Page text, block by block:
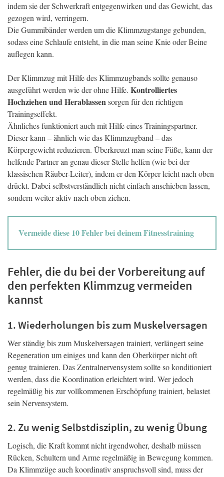
indem sie der Schwerkraft entgegenwirken und das Gewicht, das
gezogen wird, verringern.
Die Gummibänder werden um die Klimmzugstange gebunden,
sodass eine Schlaufe entsteht, in die man seine Knie oder Beine
auflegen kann.
Der Klimmzug mit Hilfe des Klimmzugbands sollte genauso
ausgeführt werden wie der ohne Hilfe. Kontrolliertes
Hochziehen und Herablassensorgen für den richtigen
Trainingseffekt.
Ähnliches funktioniert auch mit Hilfe eines Trainingspartner.
Dieser kann – ähnlich wie das Klimmzugband – das
Körpergewicht reduzieren. Überkreuzt man seine Füße, kann der
helfende Partner an genau dieser Stelle helfen (wie bei der
klassischen Räuber-Leiter), indem er den Körper leicht nach oben
drückt. Dabei selbstverständlich nicht einfach anschieben lassen,
sondern weiter aktiv nach oben ziehen.
Vermeide diese 10 Fehler bei deinem Fitnesstraining
Fehler, die du bei der Vorbereitung auf
den perfekten Klimmzug vermeiden
kannst
1. Wiederholungen bis zum Muskelversagen
Wer ständig bis zum Muskelversagen trainiert, verlängert seine
Regeneration um einiges und kann den Oberkörper nicht oft
genug trainieren. Das Zentralnervensystem sollte so konditioniert
werden, dass die Koordination erleichtert wird. Wer jedoch
regelmäßig bis zur vollkommenen Erschöpfung trainiert, belastet
sein Nervensystem.
2. Zu wenig Selbstdisziplin, zu wenig Übung
Logisch, die Kraft kommt nicht irgendwoher, deshalb müssen
Rücken, Schultern und Arme regelmäßig in Bewegung kommen.
Da Klimmzüge auch koordinativ anspruchsvoll sind, muss der